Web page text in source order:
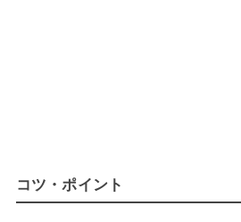
コツ・ポイント